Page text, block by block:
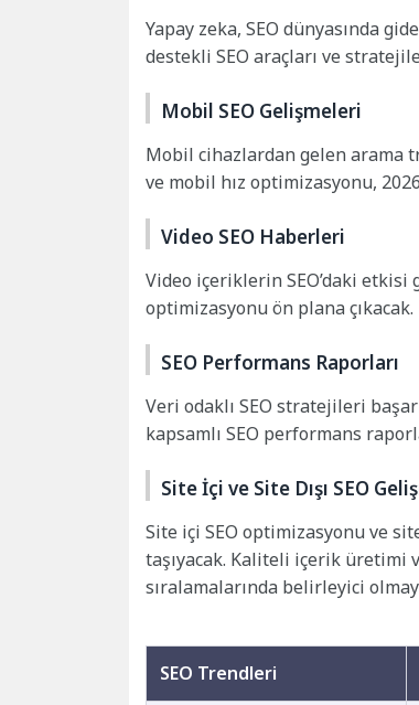
Yapay zeka, SEO dünyasında
destekli SEO araçları ve
Mobil SEO Gelişmeleri
Mobil cihazlardan gelen arama
ve mobil hız optimizasyonu,
Video SEO Haberleri
Video içeriklerin SEO’daki etkisi
optimizasyonu ön plana çıkacak.
SEO Performans Raporları
Veri odaklı SEO stratejileri
kapsamlı SEO performans
Site İçi ve Site Dışı SEO
Site içi SEO optimizasyonu ve
taşıyacak. Kaliteli içerik
sıralamalarında belirleyici
SEO Trendleri